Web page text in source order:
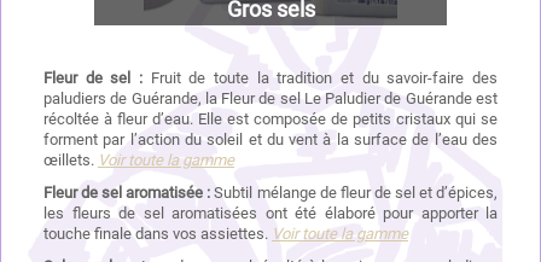
Gros sels
Fleur de sel : Fruit de toute la tradition et du savoir-faire des
paludiers de Guérande, la Fleur de sel Le Paludier de Guérande est
récoltée à fleur d’eau. Elle est composée de petits cristaux qui se
forment par l’action du soleil et du vent à la surface de l’eau des
œillets. Voirtoute la gamme
Fleur de sel aromatisée : Subtil mélange de fleur de sel et d’épices,
les fleurs de sel aromatisées ont été élaboré pour apporter la
touche finale dans vos assiettes. Voirtoute la gamme